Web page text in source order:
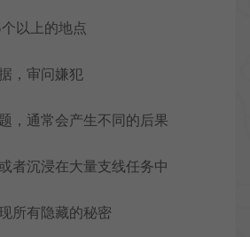
以上的地点
，审问嫌犯
，通常会产生不同的后果
者沉浸在大量支线任务中
所有隐藏的秘密